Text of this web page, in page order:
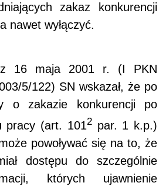
zakaz konkurencji
nawet wyłączyć.
16 maja 2001 r. (I PKN
5/122) SN wskazał, że po
o zakazie konkurencji po
pracy (art. 1012par. 1 k.p.)
powoływać się na to, że
dostępu do szczególnie
których ujawnienie